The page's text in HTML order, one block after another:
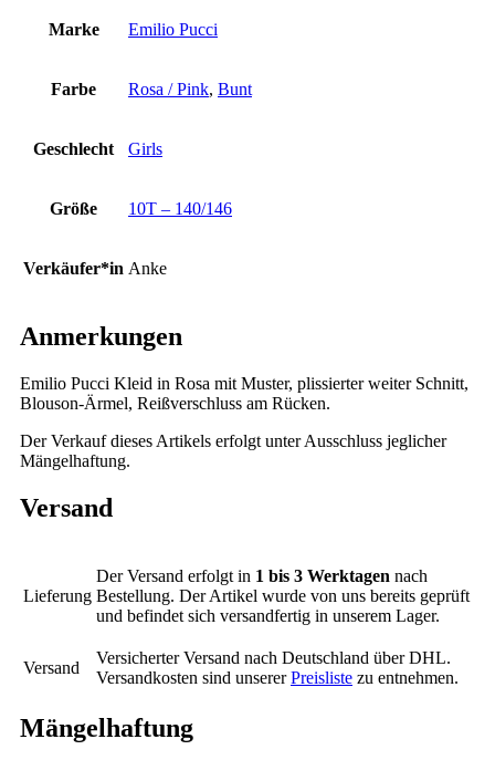
Marke Emilio Pucci
Farbe Rosa / Pink, Bunt
Geschlecht Girls
Größe 10T – 140/146
Verkäufer*in Anke
Anmerkungen
Emilio Pucci Kleid in Rosa mit Muster, plissierter weiter Schnitt,
Blouson-Ärmel, Reißverschluss am Rücken.
Der Verkauf dieses Artikels erfolgt unter Ausschluss jeglicher
Mängelhaftung.
Versand
Lieferung
Der Versand erfolgt in 1 bis 3 Werktagen nach
Bestellung. Der Artikel wurde von uns bereits geprüft
und befindet sich versandfertig in unserem Lager.
Versand
Versicherter Versand nach Deutschland über DHL.
Versandkosten sind unsererPreisliste zu entnehmen.
Mängelhaftung